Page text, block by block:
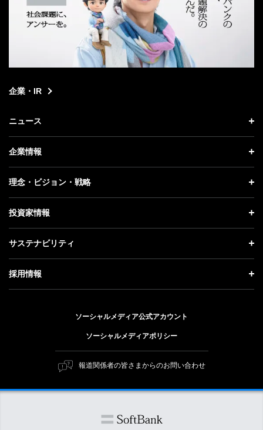
企業・IR
ニュース
ニュース トップ
プレスリリース
更新情報
記者説明会
企業情報
企業情報 トップ
社長メッセージ
事業紹介
ガバナンス
理念・ビジョン・戦略
理念・ビジョン・戦略 トップ
成長戦略「Activate AI for Society」
人材戦略
投資家情報
投資家情報 トップ
経営方針
個人投資家の皆さまへ
株式と社債について
サステナビリティ
サステナビリティ トップ
トップメッセージ
ESG方針・体制
マテリアリティ（重要課題）
ESGの主な取り組み
採用情報
障がい者採用
ソフトバンク クルー採用
ソーシャルメディア公式アカウント
ソーシャルメディアポリシー
報道関係者の皆さまからのお問い合わせ